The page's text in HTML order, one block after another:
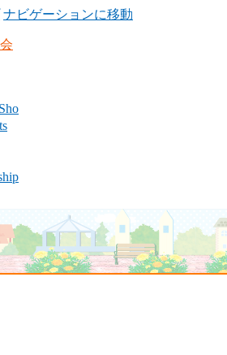
ナビゲーションに移動